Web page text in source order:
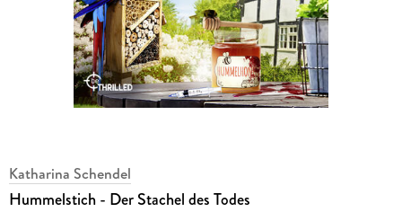
Katharina Schendel
Hummelstich - Der Stachel des Todes